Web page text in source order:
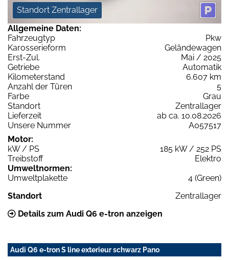
Standort Zentrallager
Allgemeine Daten:
Fahrzeugtyp
Pkw
Karosserieform
Geländewagen
Erst-Zul.
Mai / 2025
Getriebe
Automatik
Kilometerstand
6.607 km
Anzahl der Türen
5
Farbe
Grau
Standort
Zentrallager
Lieferzeit
ab ca. 10.08.2026
Unsere Nummer
A057517
Motor:
kW / PS
185 kW / 252 PS
Treibstoff
Elektro
Umweltnormen:
Umweltplakette
4 (Green)
Standort
Zentrallager
Details zum Audi Q6 e-tron anzeigen
Audi Q6 e-tron S line exterieur schwarz Pano